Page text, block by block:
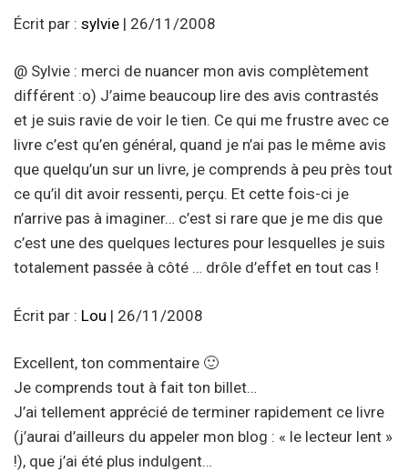
Écrit par : sylvie | 26/11/2008
@ Sylvie : merci de nuancer mon avis complètement
différent :o) J’aime beaucoup lire des avis contrastés
et je suis ravie de voir le tien. Ce qui me frustre avec ce
livre c’est qu’en général, quand je n’ai pas le même avis
que quelqu’un sur un livre, je comprends à peu près tout
ce qu’il dit avoir ressenti, perçu. Et cette fois-ci je
n’arrive pas à imaginer… c’est si rare que je me dis que
c’est une des quelques lectures pour lesquelles je suis
totalement passée à côté … drôle d’effet en tout cas !
Écrit par : Lou | 26/11/2008
Excellent, ton commentaire 🙂
Je comprends tout à fait ton billet…
J’ai tellement apprécié de terminer rapidement ce livre
(j’aurai d’ailleurs du appeler mon blog : « le lecteur lent »
!), que j’ai été plus indulgent…